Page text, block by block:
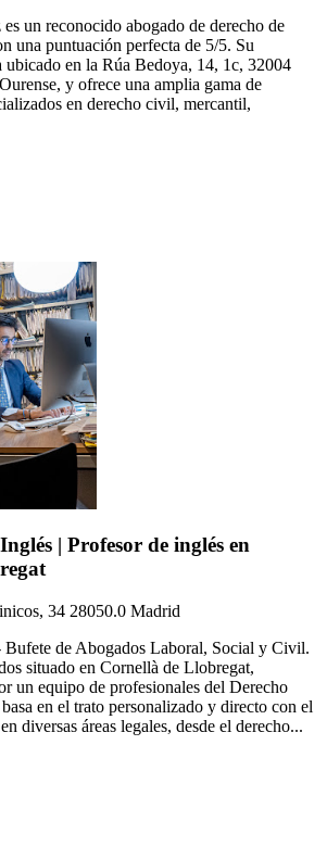
un reconocido abogado de derecho de
una puntuación perfecta de 5/5. Su
ubicado en la Rúa Bedoya, 14, 1c, 32004
y ofrece una amplia gama de
en derecho civil, mercantil,
| Profesor de inglés en
34 28050.0 Madrid
de Abogados Laboral, Social y Civil.
situado en Cornellà de Llobregat,
un equipo de profesionales del Derecho
en el trato personalizado y directo con el
diversas áreas legales, desde el derecho...